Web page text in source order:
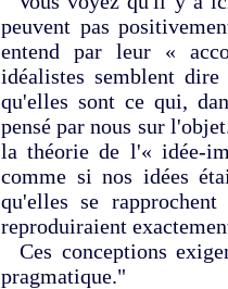
peuvent pas
entend par leur «
idéalistes semblent
qu'elles sont ce qui,
pensé par nous sur
la théorie de l'« idée-
comme si nos idées
qu'elles se
reproduiraient
Ces conceptions
pragmatique."